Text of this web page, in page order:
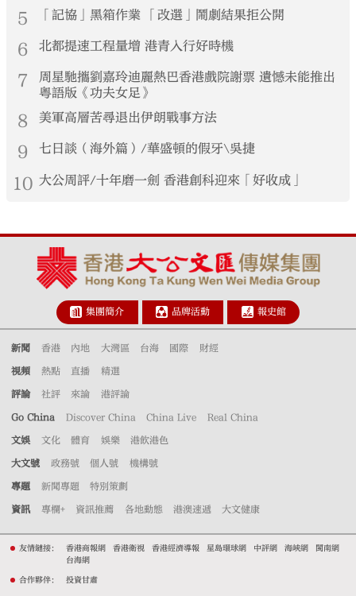
5 「記協」黑箱作業 「改選」鬧劇結果拒公開
6 北都提速工程量增 港青入行好時機
7
周星馳攜劉嘉玲迪麗熱巴香港戲院謝票 遺憾未能推出
粵語版《功夫女足》
8 美軍高層苦尋退出伊朗戰事方法
9 七日談（海外篇）/華盛頓的假牙\吳捷
10 大公周評/十年磨一劍 香港創科迎來「好收成」
集團簡介 品牌活動 報史館
新聞 香港 內地 大灣區 台海 國際 財經
視頻 熱點 直播 精選
評論 社評 來論 港評論
Go China Discover China China Live Real China
文娛 文化 體育 娛樂 港飲港色
大文號 政務號 個人號 機構號
專題 新聞專題 特別策劃
資訊 專欄+ 資訊推薦 各地動態 港澳速遞 大文健康
友情鏈接： 香港商報網 香港衛視 香港經濟導報 星島環球網 中評網 海峽網
閩南網
台海網
合作夥伴： 投資甘肅